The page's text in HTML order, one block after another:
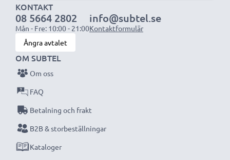
KONTAKT
08 5664 2802
Mån - Fre: 10:00 - 21:00
info@subtel.se
Kontaktformulär
Ångra avtalet
OM SUBTEL
Om oss
FAQ
Betalning och frakt
B2B & storbeställningar
Kataloger